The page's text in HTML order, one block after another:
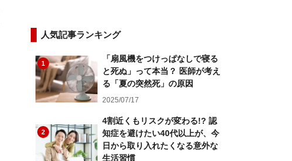
人気記事ランキング
1
「扇風機をつけっぱなしで寝る
と死ぬ」って本当？ 医師が考え
る「夏の突然死」の原因
2025/07/17
2
4割近くもリスクが変わる!? 認
知症を避けたい40代以上が、今
日から取り入れたくなる意外な
生活習慣